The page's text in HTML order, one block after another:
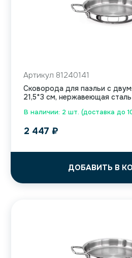
В наличии: 2 шт. (доставка до
Артикул 81240141
Сковорода для паэльи с
21,5*3 см, нержавеющая
2 447 ₽
ДОБАВИТЬ В